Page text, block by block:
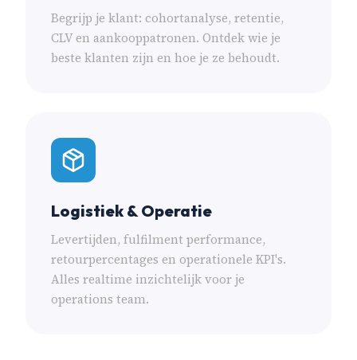
Begrijp je klant: cohortanalyse, retentie,
CLV en aankooppatronen. Ontdek wie je
beste klanten zijn en hoe je ze behoudt.
Logistiek & Operatie
Levertijden, fulfilment performance,
retourpercentages en operationele KPI's.
Alles realtime inzichtelijk voor je
operations team.